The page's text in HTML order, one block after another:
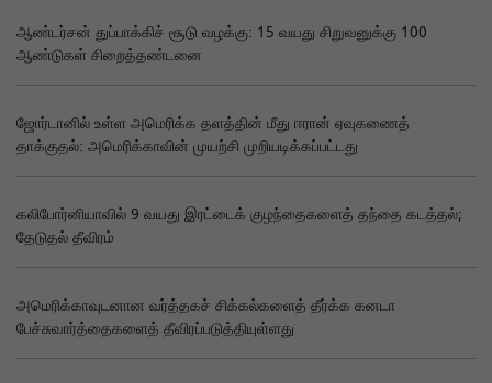
ஆண்டர்சன் துப்பாக்கிச் சூடு வழக்கு: 15 வயது சிறுவனுக்கு 100
ஆண்டுகள் சிறைத்தண்டனை
ஜோர்டானில் உள்ள அமெரிக்க தளத்தின் மீது ஈரான் ஏவுகணைத்
தாக்குதல்: அமெரிக்காவின் முயற்சி முறியடிக்கப்பட்டது
கலிபோர்னியாவில் 9 வயது இரட்டைக் குழந்தைகளைத் தந்தை கடத்தல்;
தேடுதல் தீவிரம்
அமெரிக்காவுடனான வர்த்தகச் சிக்கல்களைத் தீர்க்க கனடா
பேச்சுவார்த்தைகளைத் தீவிரப்படுத்தியுள்ளது